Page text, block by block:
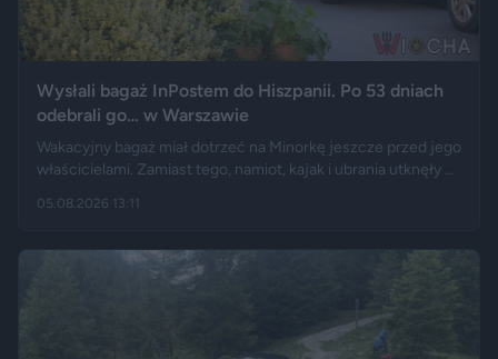
Wysłali bagaż InPostem do Hiszpanii. Po 53 dniach
odebrali go… w Warszawie
Wakacyjny bagaż miał dotrzeć na Minorkę jeszcze przed jego
właścicielami. Zamiast tego, namiot, kajak i ubrania utknęły w
Polski długo po zakończeniu urlopu. Historię opisały m.in.
rozeszło się na portalu X.
05.08.2026 13:11